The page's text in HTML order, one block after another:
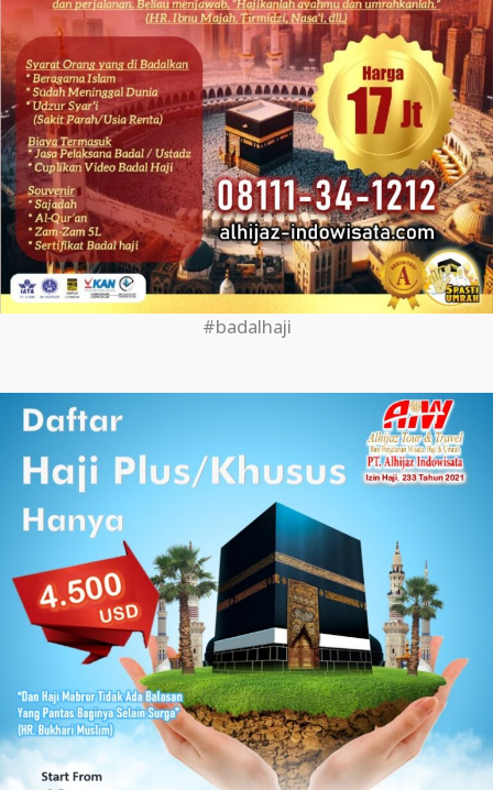
#badalhaji